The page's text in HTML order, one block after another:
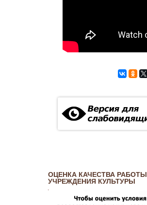
ОЦЕНКА КАЧЕСТВА РАБОТЫ
УЧРЕЖДЕНИЯ КУЛЬТУРЫ